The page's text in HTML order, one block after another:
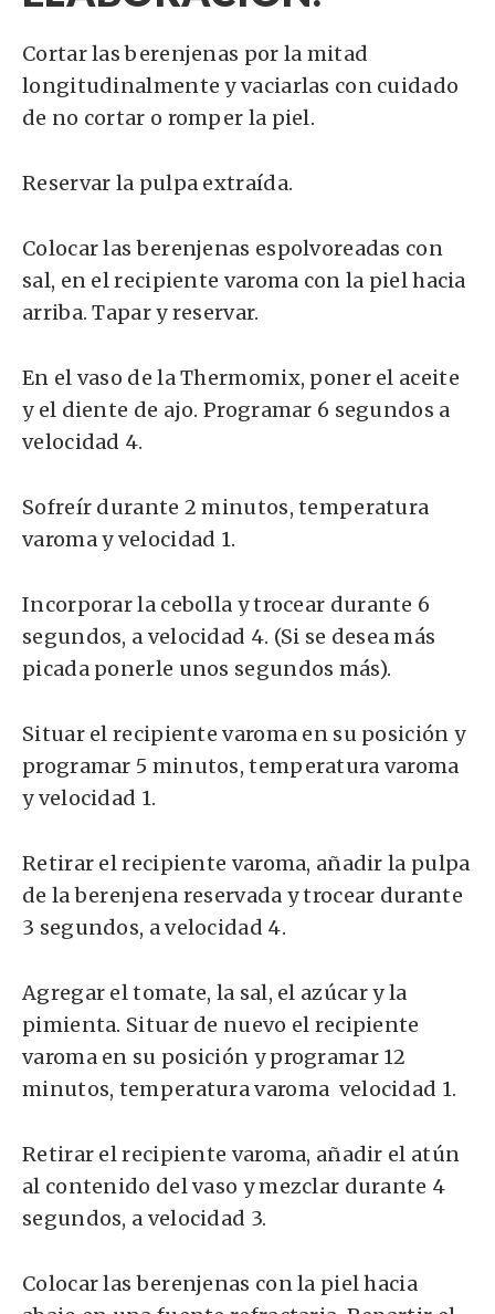
Cortar las berenjenas por la mitad
longitudinalmente y vaciarlas con cuidado
de no cortar o romper la piel.
Reservar la pulpa extraída.
Colocar las berenjenas espolvoreadas con
sal, en el recipiente varoma con la piel hacia
arriba. Tapar y reservar.
En el vaso de la Thermomix, poner el aceite
y el diente de ajo. Programar 6 segundos a
velocidad 4.
Sofreír durante 2 minutos, temperatura
varoma y velocidad 1.
Incorporar la cebolla y trocear durante 6
segundos, a velocidad 4. (Si se desea más
picada ponerle unos segundos más).
Situar el recipiente varoma en su posición y
programar 5 minutos, temperatura varoma
y velocidad 1.
Retirar el recipiente varoma, añadir la pulpa
de la berenjena reservada y trocear durante
3 segundos, a velocidad 4.
Agregar el tomate, la sal, el azúcar y la
pimienta. Situar de nuevo el recipiente
varoma en su posición y programar 12
minutos, temperatura varoma velocidad 1.
Retirar el recipiente varoma, añadir el atún
al contenido del vaso y mezclar durante 4
segundos, a velocidad 3.
Colocar las berenjenas con la piel hacia